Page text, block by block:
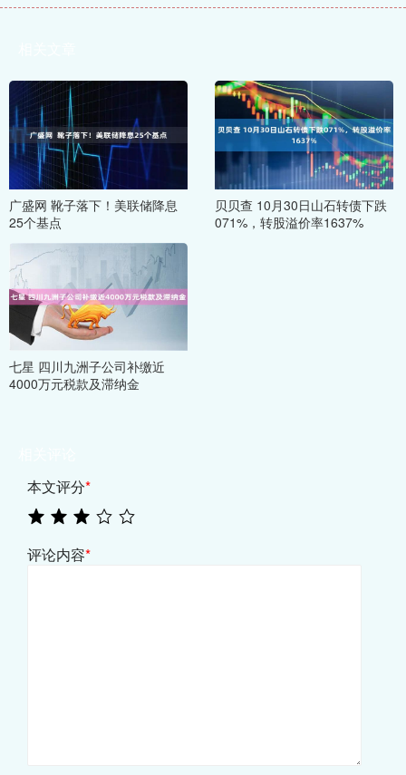
广盛网 靴子落下！美联储降息
25个基点
贝贝查 10月30日山石转债下跌
071%，转股溢价率1637%
七星 四川九洲子公司补缴近
4000万元税款及滞纳金
本文评分*
评论内容*